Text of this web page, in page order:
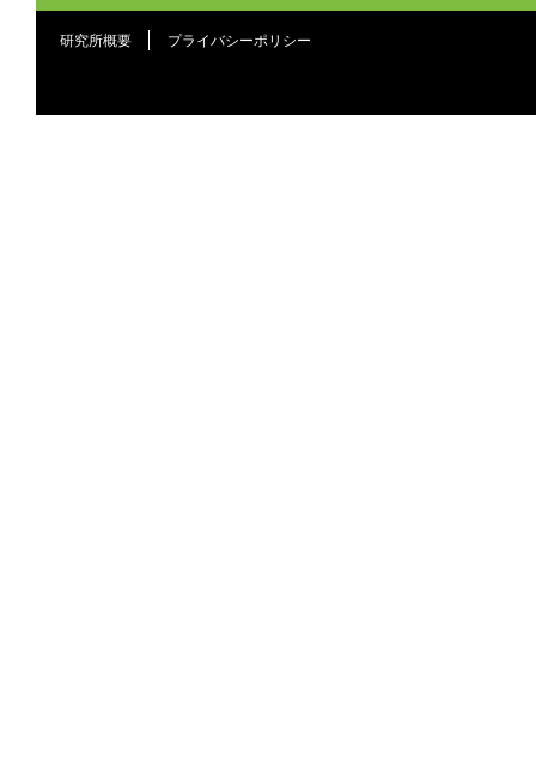
研究所概要 プライバシーポリシー